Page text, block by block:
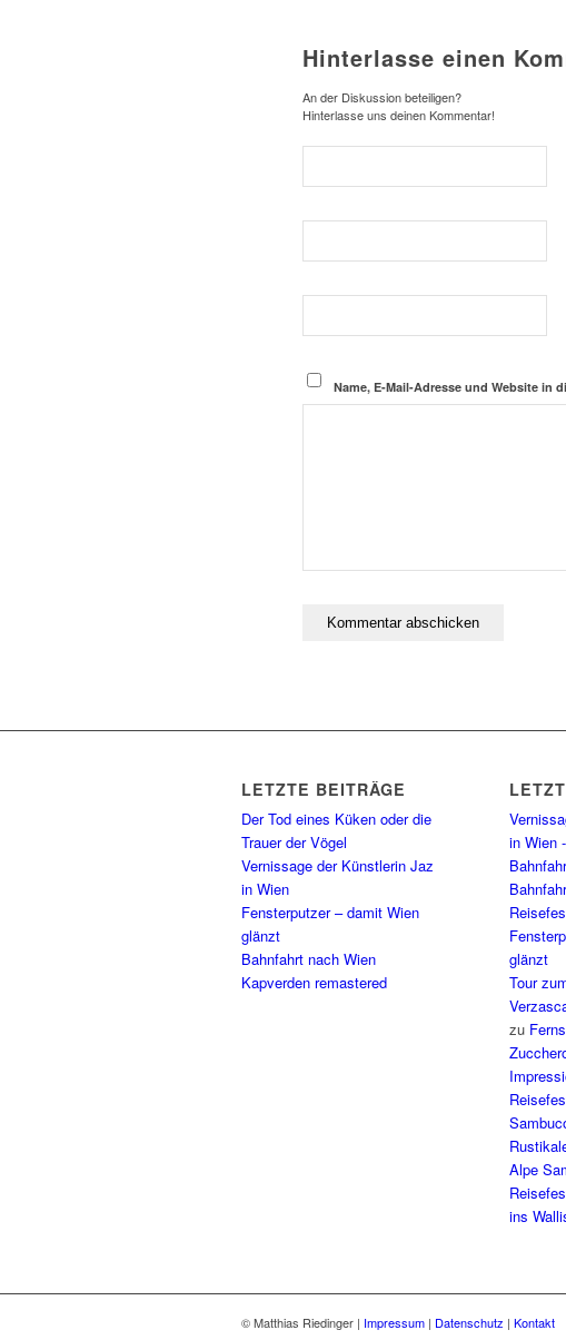
Hinterlasse einen
An der Diskussion beteiligen?
Hinterlasse uns deinen Kommentar!
Name, E-Mail-Adresse und Website in
LETZTE BEITRÄGE
Der Tod eines Küken oder die
Trauer der Vögel
Vernissage der Künstlerin Jaz
in Wien
Fensterputzer – damit Wien
glänzt
Bahnfahrt nach Wien
Kapverden remastered
in Wien
glänzt
Tour
zu
Alpe
ins
© Matthias Riedinger | Impressum | Datenschutz | Kontakt